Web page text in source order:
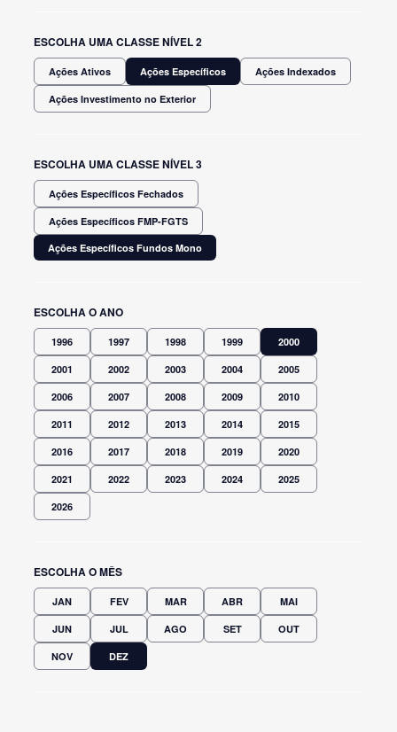
ESCOLHA UMA CLASSE NÍVEL 2
Ações Ativos Ações Específicos Ações Indexados
Ações Investimento no Exterior
ESCOLHA UMA CLASSE NÍVEL 3
Ações Específicos Fechados
Ações Específicos FMP-FGTS
Ações Específicos Fundos Mono
ESCOLHA O ANO
1996 1997 1998 1999 2000
2001 2002 2003 2004 2005
2006 2007 2008 2009 2010
2011 2012 2013 2014 2015
2016 2017 2018 2019 2020
2021 2022 2023 2024 2025
2026
ESCOLHA O MÊS
JAN FEV MAR ABR MAI
JUN JUL AGO SET OUT
NOV DEZ